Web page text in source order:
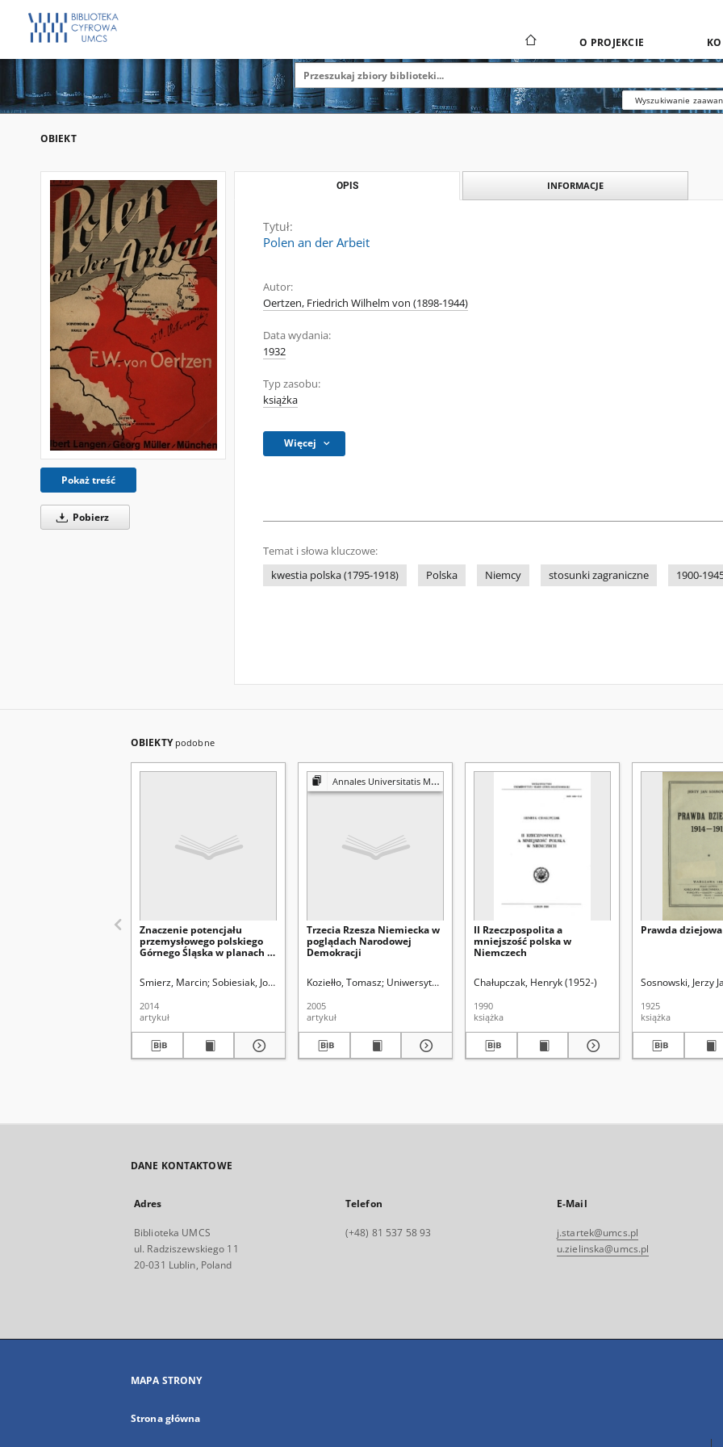
O PROJEKCIE
Wyszukiwanie
OBIEKT
Pokaż treść
Pobierz
OPIS INFORMACJE
Tytuł:
Polen an der Arbeit
Autor:
Oertzen, Friedrich Wilhelm von (1898-1944)
Data wydania:
1932
Typ zasobu:
książka
Więcej
Temat i słowa kluczowe:
kwestia polska (1795-1918)
Polska Niemcy stosunki zagraniczne 1900-
OBIEKTY podobne
Znaczenie potencjału
przemysłowego polskiego
Górnego Śląska w planach III
Smierz, Marcin Sobiesiak, Joanna Aleksandra. Red.
2014
artykuł
Annales Universitatis Mariae Curie-Skłodowska. Sectio K, Politologia
Trzecia Rzesza Niemiecka w
poglądach Narodowej
Demokracji
Koziełło, Tomasz Uniwersytet Marii Curie-Skłodowskiej (Lublin)
2005
artykuł
II Rzeczpospolita a
mniejszość polska w
Niemczech
Chałupczak, Henryk (1952-)
1990
książka
Prawda
Sosnowski, Jerzy
1925
książka
DANE KONTAKTOWE
Adres
Biblioteka UMCS
ul. Radziszewskiego 11
20-031 Lublin, Poland
Telefon
(+48) 81 537 58 93
E-Mail
j.startek@umcs.pl
u.zielinska@umcs.pl
MAPA STRONY
Strona główna